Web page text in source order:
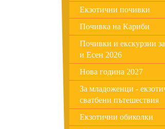
Екзотични почивки
Почивка на Кариби
Почивки и екскурзии
и Есен 2026
Нова година 2027
За младоженци -
сватбени пътешествия
Екзотични обиколки